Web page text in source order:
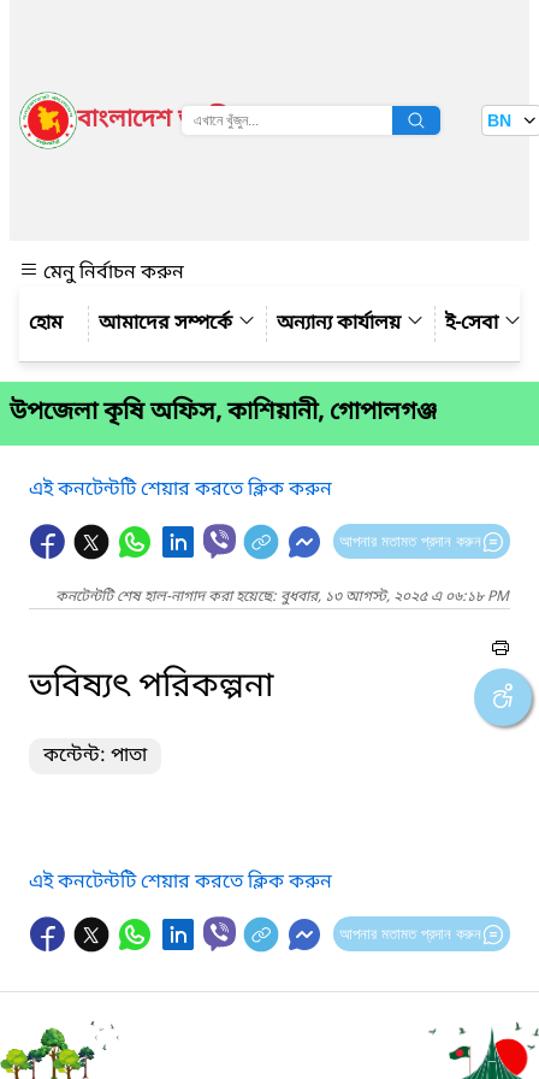
বাংলাদেশ জাতীয় তথ্য বাতায়ন BN
মেনু নির্বাচন করুন
আমাদের সম্পর্কে
অন্যান্য কার্যালয় ই-সেবা
উপজেলা কৃষি অফিস, কাশিয়ানী, গোপালগঞ্জ
এই কনটেন্টটি শেয়ার করতে ক্লিক করুন
আপনার মতামত প্রদান করুন
কনটেন্টটি শেষ হাল-নাগাদ করা হয়েছে: বুধবার, ১৩ আগস্ট, ২০২৫ এ ০৬:১৮ PM
ভবিষ্যৎ পরিকল্পনা
কন্টেন্ট: পাতা
এই কনটেন্টটি শেয়ার করতে ক্লিক করুন
আপনার মতামত প্রদান করুন